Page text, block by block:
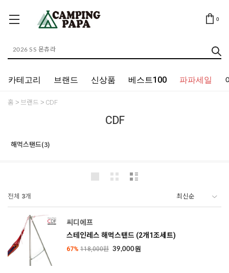
0
카테고리 브랜드 신상품 베스트100 파파세일
홈 브랜드 CDF
CDF
해먹스탠드(3)
전체 3개
씨디에프
스테인레스 해먹스탠드 (2개1조세트)
67% 118,000원 39,000원